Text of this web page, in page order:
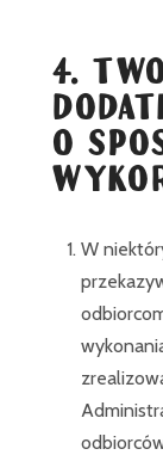
4.
O
W